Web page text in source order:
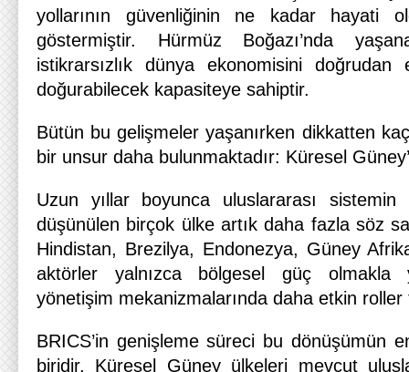
yollarının güvenliğinin ne kadar hayati
göstermiştir. Hürmüz Boğazı’nda
istikrarsızlık dünya ekonomisini doğrudan
doğurabilecek kapasiteye sahiptir.
Bütün bu gelişmeler yaşanırken dikkatten
bir unsur daha bulunmaktadır: Küresel
Uzun yıllar boyunca uluslararası sistemin
düşünülen birçok ülke artık daha fazla söz
Hindistan, Brezilya, Endonezya, Güney
aktörler yalnızca bölgesel güç olmakla
yönetişim mekanizmalarında daha etkin
BRICS’in genişleme süreci bu dönüşümün
biridir. Küresel Güney ülkeleri mevcut